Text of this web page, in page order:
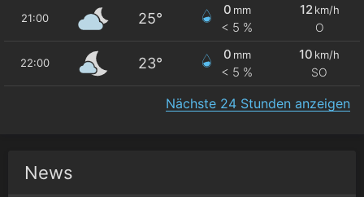
21:00 25°
0 mm
< 5 %
12 km/h
O
22:00 23°
0 mm
< 5 %
10 km/h
SO
Nächste 24 Stunden anzeigen
News